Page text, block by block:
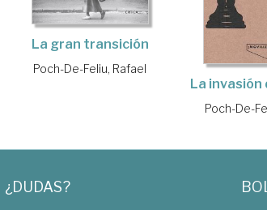
La gran transición
Poch-De-Feliu, Rafael
La invasión
Poch-De-
¿DUDAS?